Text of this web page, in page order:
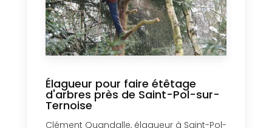
Élagueur pour faire étêtage
d'arbres près de Saint-Pol-sur-
Ternoise
Clément Quandalle, élagueur à Saint-Pol-